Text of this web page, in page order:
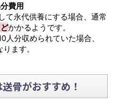
費用
て永代供養にする場合、通常
かかるようです。
人分収められていた場合、
ます。
骨がおすすめ！